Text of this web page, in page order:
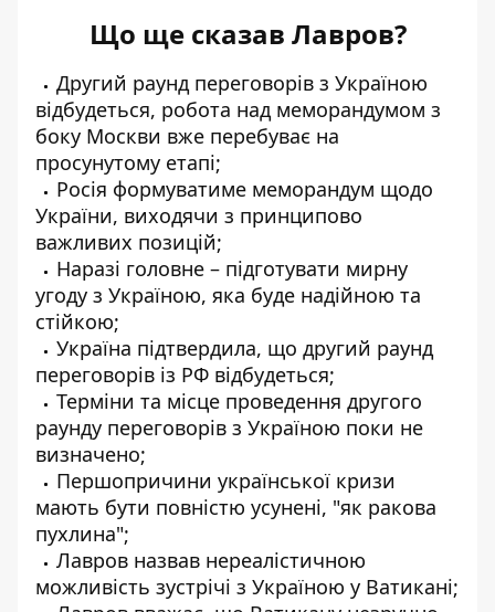
Що ще сказав Лавров?
Другий раунд переговорів з Україною
відбудеться, робота над меморандумом з
боку Москви вже перебуває на
просунутому етапі;
Росія формуватиме меморандум щодо
України, виходячи з принципово
важливих позицій;
Наразі головне – підготувати мирну
угоду з Україною, яка буде надійною та
стійкою;
Україна підтвердила, що другий раунд
переговорів із РФ відбудеться;
Терміни та місце проведення другого
раунду переговорів з Україною поки не
визначено;
Першопричини української кризи
мають бути повністю усунені, "як ракова
пухлина";
Лавров назвав нереалістичною
можливість зустрічі з Україною у Ватикані;